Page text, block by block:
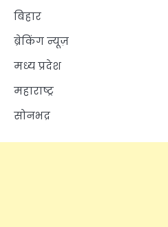
बिहार
ब्रेकिंग न्यूज़
मध्य प्रदेश
महाराष्ट्र
सोनभद्र